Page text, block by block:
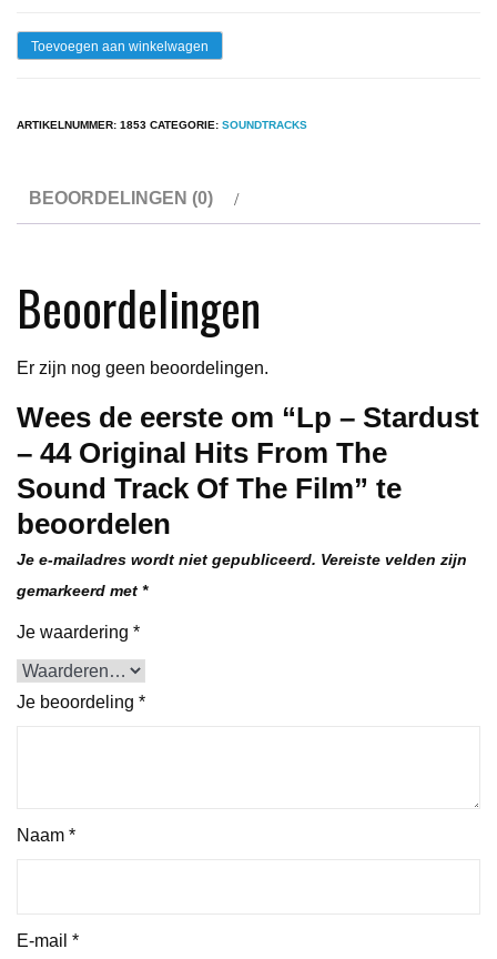
Lp
Original
The
Sound
The
Film
aantal
Toevoegen aan winkelwagen
ARTIKELNUMMER: 1853 CATEGORIE: SOUNDTRACKS
BEOORDELINGEN (0)
Beoordelingen
Er zijn nog geen beoordelingen.
Wees de eerste om “Lp – Stardust
– 44 Original Hits From The
Sound Track Of The Film” te
beoordelen
Je e-mailadres wordt niet gepubliceerd. Vereiste velden zijn
gemarkeerd met *
Je waardering *
Je beoordeling *
Naam *
E-mail *